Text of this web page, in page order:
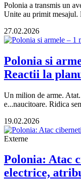
Polonia a transmis un
Unite au primit mesajul.
27.02.2026
Polonia si
Reactii la
Un milion de arme.
e...naucitoare. Ridica
19.02.2026
Externe
Polonia: Atac
electrice,